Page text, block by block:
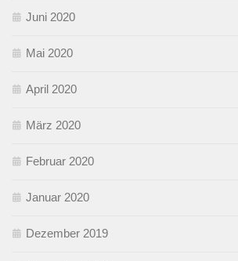
Juni 2020
Mai 2020
April 2020
März 2020
Februar 2020
Januar 2020
Dezember 2019